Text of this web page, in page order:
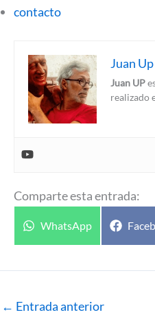
contacto
Juan Up
Juan UP
realizado
Comparte esta entrada:
Compartir
WhatsApp
← Entrada anterior